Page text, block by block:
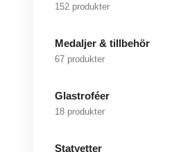
152 produkter
Medaljer & tillbehör
67 produkter
Glastroféer
18 produkter
Statyetter